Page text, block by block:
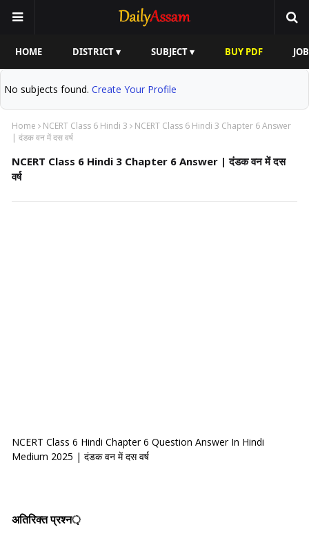
HOME DISTRICT ▾ SUBJECT ▾ BUY PDF
No subjects found. Create Your Profile
Home NCERT Class 6 Hindi 3
NCERT Class 6 Hindi 3 Chapter 6 Answer
| दंडक वन में दस वर्ष
NCERT Class 6 Hindi 3 Chapter 6 Answer | दंडक वन में दस
वर्ष
NCERT Class 6 Hindi Chapter 6 Question Answer In Hindi
Medium 2025 | दंडक वन में दस वर्ष
अतिरिक्त प्रश्न়